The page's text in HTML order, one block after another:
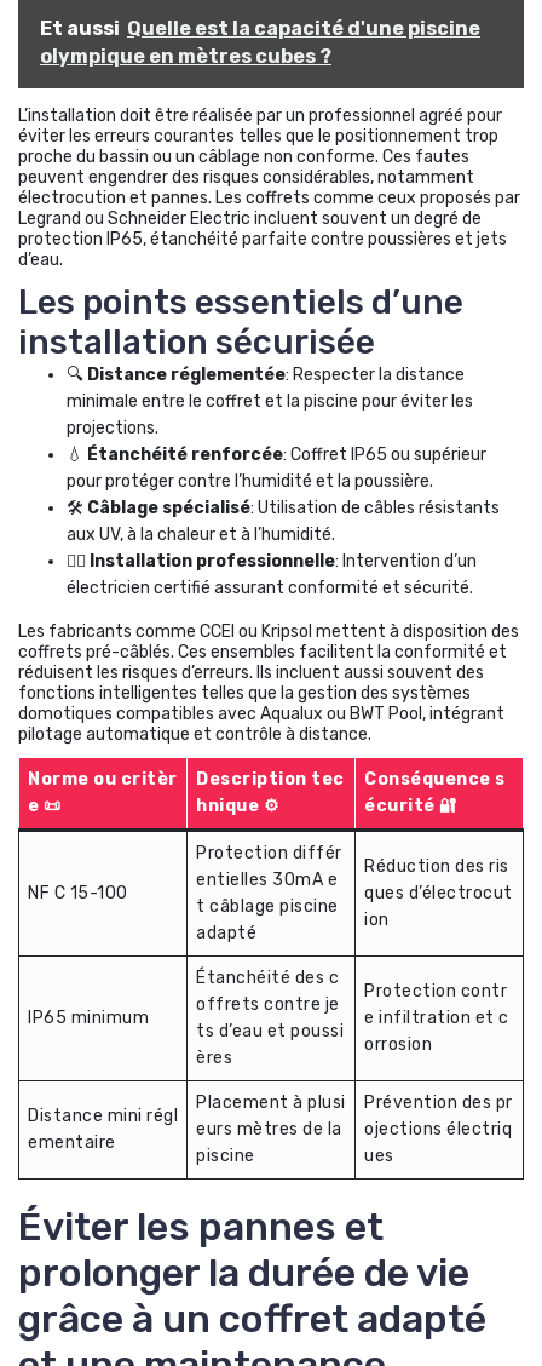
Et aussi Quelle est la capacité d'une piscine
olympique en mètres cubes ?
L’installation doit être réalisée par un professionnel agréé pour
éviter les erreurs courantes telles que le positionnement trop
proche du bassin ou un câblage non conforme. Ces fautes
peuvent engendrer des risques considérables, notamment
électrocution et pannes. Les coffrets comme ceux proposés par
Legrand ou Schneider Electric incluent souvent un degré de
protection IP65, étanchéité parfaite contre poussières et jets
d’eau.
Les points essentiels d’une
installation sécurisée
🔍 Distance réglementée: Respecter la distance
minimale entre le coffret et la piscine pour éviter les
projections.
💧 Étanchéité renforcée: Coffret IP65 ou supérieur
pour protéger contre l’humidité et la poussière.
🛠️ Câblage spécialisé: Utilisation de câbles résistants
aux UV, à la chaleur et à l’humidité.
👷‍♂️ Installation professionnelle: Intervention d’un
électricien certifié assurant conformité et sécurité.
Les fabricants comme CCEI ou Kripsol mettent à disposition des
coffrets pré-câblés. Ces ensembles facilitent la conformité et
réduisent les risques d’erreurs. Ils incluent aussi souvent des
fonctions intelligentes telles que la gestion des systèmes
domotiques compatibles avec Aqualux ou BWT Pool, intégrant
pilotage automatique et contrôle à distance.
Norme ou critèr
e 📜
Description tec
hnique ⚙️
Conséquence s
écurité 🔐
NF C 15-100
Protection différ
entielles 30mA e
t câblage piscine
adapté
Réduction des ris
ques d’électrocut
ion
IP65 minimum
Étanchéité des c
offrets contre je
ts d’eau et poussi
ères
Protection contr
e infiltration et c
orrosion
Distance mini régl
ementaire
Placement à plusi
eurs mètres de la
piscine
Prévention des pr
ojections électriq
ues
Éviter les pannes et
prolonger la durée de vie
grâce à un coffret adapté